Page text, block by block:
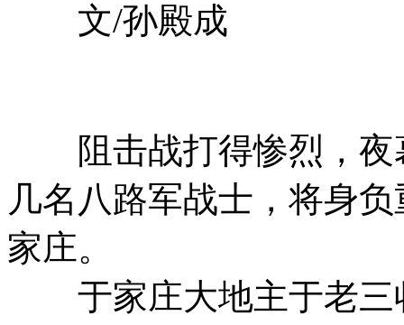
文/孙殿成
阻击战打得惨烈，夜
几名八路军战士，将身
家庄。
于家庄大地主于老三